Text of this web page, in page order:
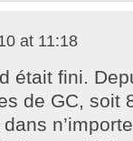
at 11:18
était fini.
de GC, soit